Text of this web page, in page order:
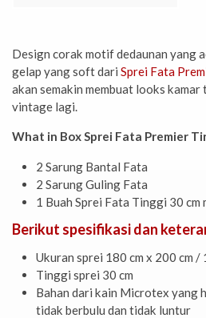
Design corak motif dedaunan yang
gelap yang soft dari Sprei Fata
akan semakin membuat looks kamar
vintage lagi.
What in Box Sprei Fata Premier
2 Sarung Bantal Fata
2 Sarung Guling Fata
1 Buah Sprei Fata Tinggi 30
Berikut spesifikasi dan
Ukuran sprei 180 cm x 200 cm /
Tinggi sprei 30 cm
Bahan dari kain Microtex yang
tidak berbulu dan tidak luntur